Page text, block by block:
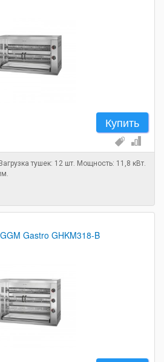
Купить
тушек: 12 шт. Мощность: 11,8 кВт.
Gastro GHKM318-B